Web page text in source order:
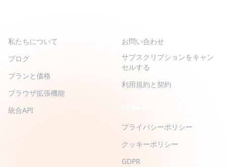
私たちについて
ブログ
プランと価格
ブラウザ拡張機能
統合API
お問い合わせ
サブスクリプションをキャン
セルする
利用規約と契約
プライバシーポリシー
クッキーポリシー
GDPR